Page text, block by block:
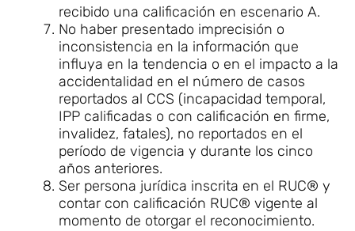
recibido una calificación en escenario A.
No haber presentado imprecisión o
inconsistencia en la información que
influya en la tendencia o en el impacto a la
accidentalidad en el número de casos
reportados al CCS (incapacidad temporal,
IPP calificadas o con calificación en firme,
invalidez, fatales), no reportados en el
período de vigencia y durante los cinco
años anteriores.
Ser persona jurídica inscrita en el RUC® y
contar con calificación RUC® vigente al
momento de otorgar el reconocimiento.